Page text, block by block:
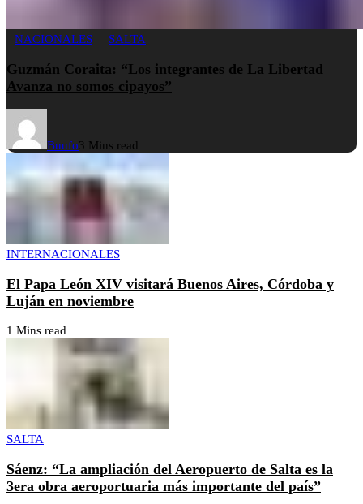
NACIONALES SALTA
Guzmán Coraita: “Los integrantes de La Libertad
Avanza no somos cipayos”
Buufo3 Mins read
INTERNACIONALES
El Papa León XIV visitará Buenos Aires, Córdoba y
Luján en noviembre
1 Mins read
SALTA
Sáenz: “La ampliación del Aeropuerto de Salta es la
3era obra aeroportuaria más importante del país”